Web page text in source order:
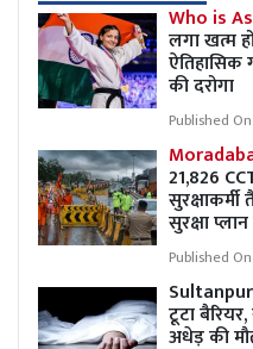
Who is
लगा खत्म
ऐतिहासिक
की दरोगा
Published
21,826
सुरक्षा
Published
Sultanpur
टूटा
अधेड़ की